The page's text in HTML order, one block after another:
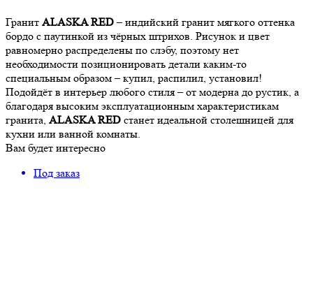
Гранит ALASKA RED– индийский гранит мягкого оттенка
бордо с паутинкой из чёрных штрихов. Рисунок и цвет
равномерно распределены по слэбу, поэтому нет
необходимости позиционировать детали каким-то
специальным образом – купил, распилил, установил!
Подойдёт в интерьер любого стиля – от модерна до рустик, а
благодаря высоким эксплуатационным характеристикам
гранита, ALASKA RED станет идеальной столешницей для
кухни или ванной комнаты.
Вам будет интересно
Под заказ